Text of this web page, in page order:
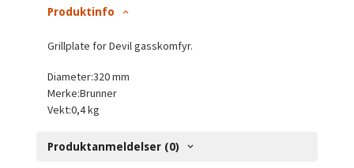
Produktinfo
Grillplate for Devil gasskomfyr.
Diameter:320 mm
Merke:Brunner
Vekt:0,4 kg
Produktanmeldelser (0)